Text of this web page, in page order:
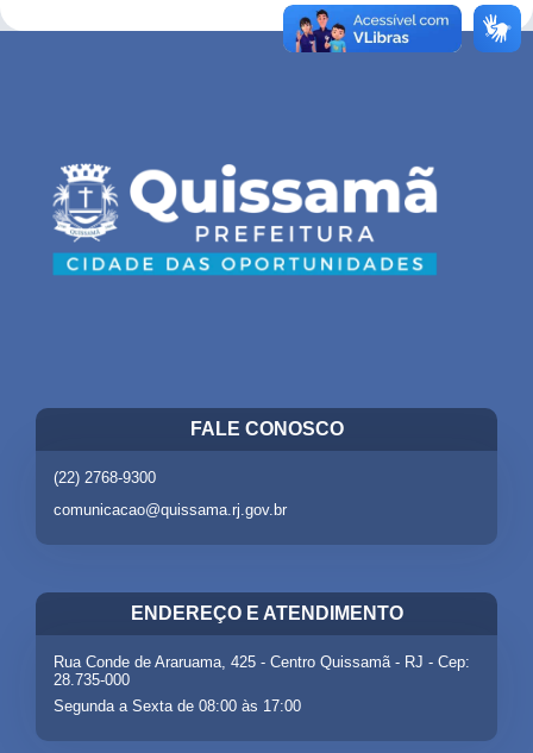
FALE CONOSCO
(22) 2768-9300
comunicacao@quissama.rj.gov.br
ENDEREÇO E ATENDIMENTO
Rua Conde de Araruama, 425 - Centro Quissamã - RJ - Cep:
28.735-000
Segunda a Sexta de 08:00 às 17:00